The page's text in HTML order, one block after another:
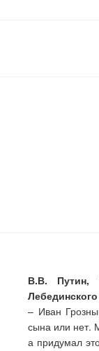
В.В. Путин,
– Иван
сына или нет.
а придумал